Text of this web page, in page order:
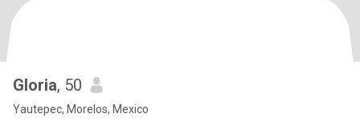
Gloria, 50
Yautepec, Morelos, Mexico